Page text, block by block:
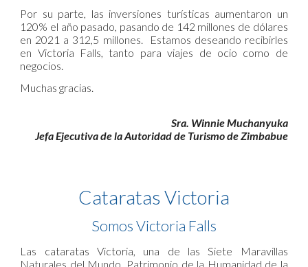
Por su parte, las inversiones turísticas aumentaron un
120% el año pasado, pasando de 142 millones de dólares
en 2021 a 312,5 millones. Estamos deseando recibirles
en Victoria Falls, tanto para viajes de ocio como de
negocios.
Muchas gracias.
Sra. Winnie Muchanyuka
Jefa Ejecutiva de la Autoridad de Turismo de Zimbabue
Cataratas Victoria
Somos Victoria Falls
Las cataratas Victoria, una de las Siete Maravillas
Naturales del Mundo, Patrimonio de la Humanidad de la